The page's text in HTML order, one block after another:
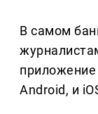
В самом
Android, и